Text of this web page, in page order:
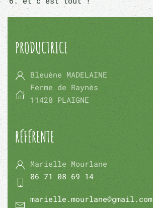
PRODUCTRICE
Bleuène MADELAINE
Ferme de Raynès
11420 PLAIGNE
RÉFÉRENTE
Marielle Mourlane
06 71 08 69 14
marielle.mourlane@gmail.com